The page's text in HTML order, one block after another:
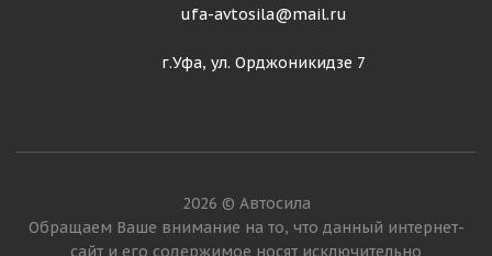
ufa-avtosila@mail.ru
г.Уфа, ул. Орджоникидзе 7
2026 © Автосила
Обращаем Ваше внимание на то, что данный интернет-
сайт и его содержимое носят исключительно